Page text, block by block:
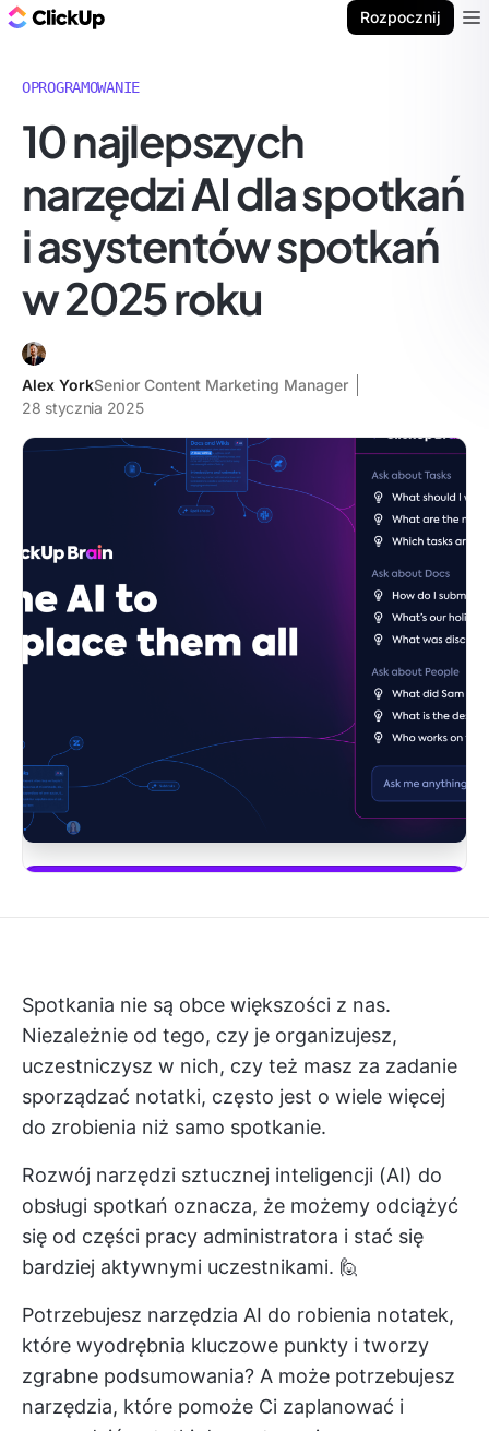
Rozpocznij
OPROGRAMOWANIE
10 najlepszych
narzędzi AI dla spotkań
i asystentów spotkań
w 2025 roku
Alex YorkSenior Content Marketing Manager
28 stycznia 2025
Spotkania nie są obce większości z nas.
Niezależnie od tego, czy je organizujesz,
uczestniczysz w nich, czy też masz za zadanie
sporządzać notatki, często jest o wiele więcej
do zrobienia niż samo spotkanie.
Rozwój narzędzi sztucznej inteligencji (AI) do
obsługi spotkań oznacza, że możemy odciążyć
się od części pracy administratora i stać się
bardziej aktywnymi uczestnikami. 🙋
Potrzebujesz narzędzia AI do robienia notatek,
które wyodrębnia kluczowe punkty i tworzy
zgrabne podsumowania? A może potrzebujesz
narzędzia, które pomoże Ci zaplanować i